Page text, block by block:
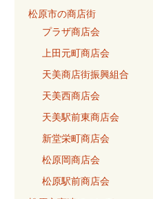
松原市の商店街
プラザ商店会
上田元町商店会
天美商店街振興組合
天美西商店会
天美駅前東商店会
新堂栄町商店会
松原岡商店会
松原駅前商店会